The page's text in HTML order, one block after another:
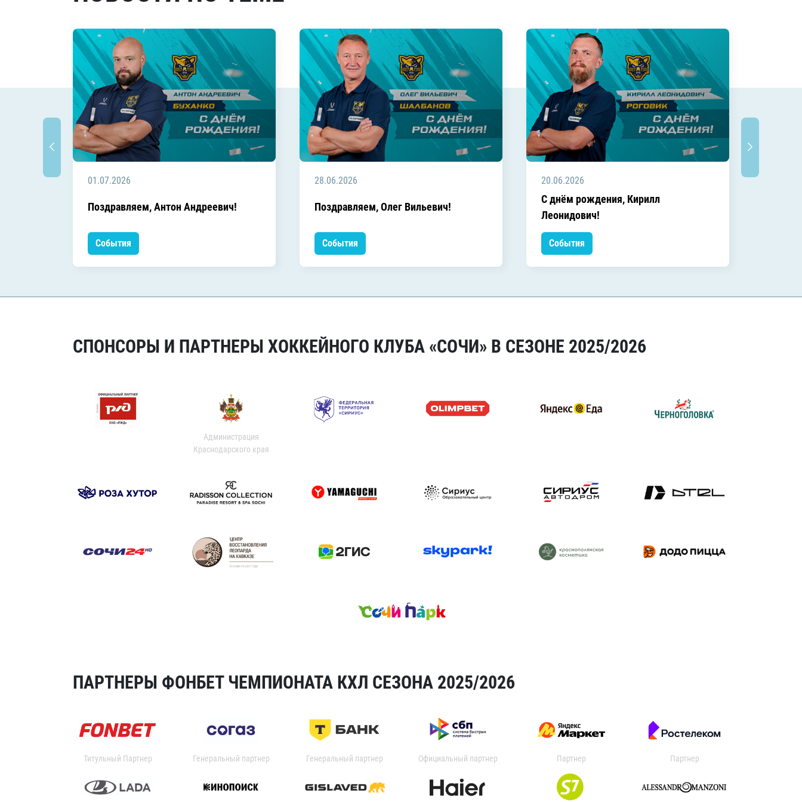
01.07.2026
Поздравляем, Антон Андреевич!
События
28.06.2026
Поздравляем, Олег Вильевич!
События
20.06.2026
C днём рождения, Кирилл
Леонидович!
События
СПОНСОРЫ И ПАРТНЕРЫ ХОККЕЙНОГО КЛУБА «СОЧИ» В СЕЗОНЕ 2025/2026
Администрация
Краснодарского края
ПАРТНЕРЫ ФОНБЕТ ЧЕМПИОНАТА КХЛ СЕЗОНА 2025/2026
Титульный Партнер Генеральный партнер Генеральный партнер Официальный партнер Партнер Партнер